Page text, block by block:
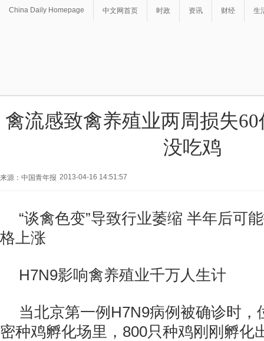
China Daily Homepage 中文网首页 时政 资讯 财经 生
禽流感致禽养殖业两周损失
没吃鸡
来源：中国青年报 2013-04-16 14:51:57
“谈禽色变”导致行业萎缩 半年后可
格上涨
H7N9影响禽养殖业千万人生计
当北京第一例H7N9病例被确诊时，
密种鸡孵化场里，800只种鸡刚刚孵化